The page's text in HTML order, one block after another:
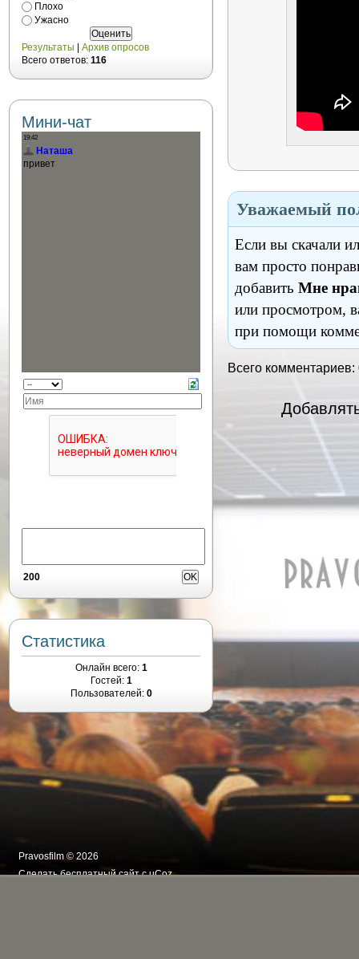
Уважаемый
Если вы скачали
вам просто
добавить Мне
или просмотром,
при помощи
Всего комментариев:
Плохо
Ужасно
Результаты
Архив опросов
Всего ответов: 116
Мини-чат
200
Статистика
Онлайн всего: 1
Гостей: 1
Пользователей: 0
Pravosfilm © 2026
Сделатьбесплатный сайтсuCoz